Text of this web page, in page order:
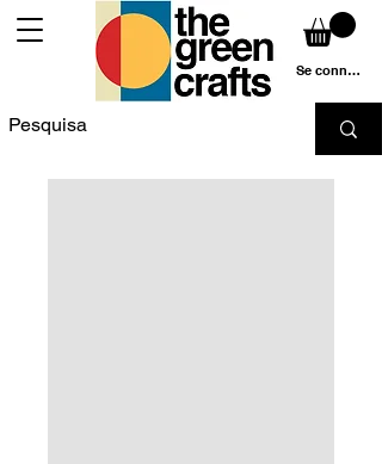
Se connecter